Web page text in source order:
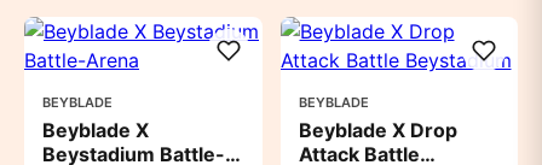
BEYBLADE
Beyblade X
Beystadium Battle-
BEYBLADE
Beyblade X Drop
Attack Battle